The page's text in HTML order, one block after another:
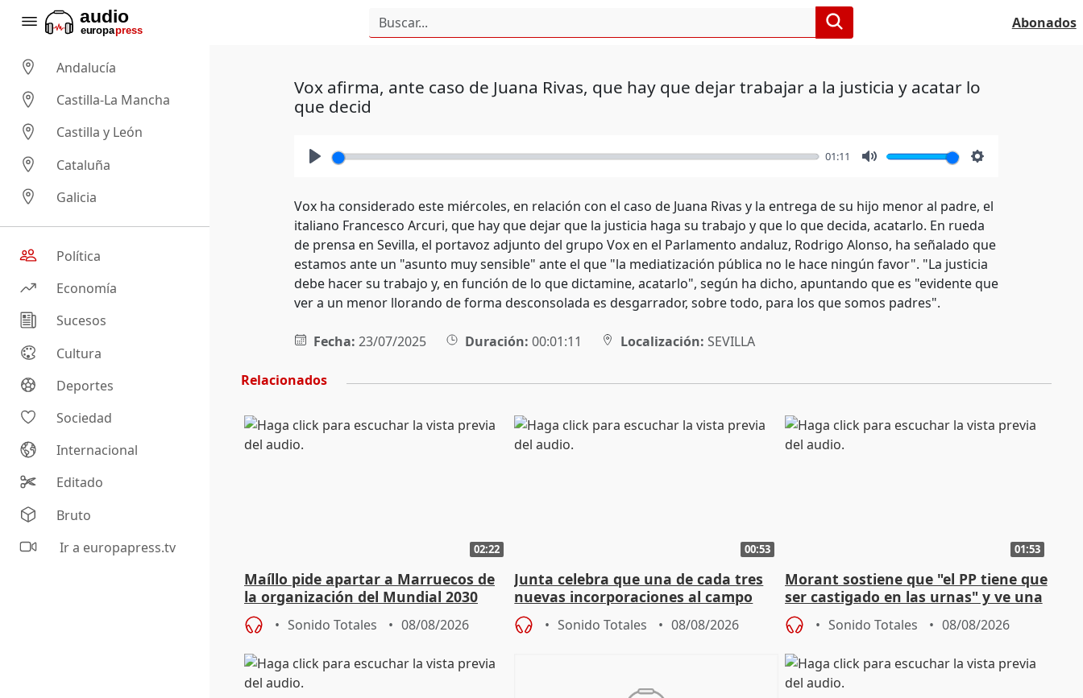
Abonados
Andalucía
Castilla-La Mancha
Castilla y León
Cataluña
Galicia
Política
Economía
Sucesos
Cultura
Deportes
Sociedad
Internacional
Editado
Bruto
Ir a europapress.tv
Vox afirma, ante caso de Juana Rivas, que hay que dejar trabajar a la justicia y acatar lo
que decid
01:11
Vox ha considerado este miércoles, en relación con el caso de Juana Rivas y la entrega de su hijo menor al padre, el
italiano Francesco Arcuri, que hay que dejar que la justicia haga su trabajo y que lo que decida, acatarlo. En rueda
de prensa en Sevilla, el portavoz adjunto del grupo Vox en el Parlamento andaluz, Rodrigo Alonso, ha señalado que
estamos ante un "asunto muy sensible" ante el que "la mediatización pública no le hace ningún favor". "La justicia
debe hacer su trabajo y, en función de lo que dictamine, acatarlo", según ha dicho, apuntando que es "evidente que
ver a un menor llorando de forma desconsolada es desgarrador, sobre todo, para los que somos padres".
Fecha: 23/07/2025 Duración: 00:01:11 Localización: SEVILLA
Relacionados
02:22
Maíllo pide apartar a Marruecos de
la organización del Mundial 2030
Sonido Totales 08/08/2026
00:53
Junta celebra que una de cada tres
nuevas incorporaciones al campo
andaluz son mujeres jóvenes
Sonido Totales 08/08/2026
01:53
Morant sostiene que "el PP tiene que
ser castigado en las urnas" y ve una
"pulsión de cambio"
Sonido Totales 08/08/2026